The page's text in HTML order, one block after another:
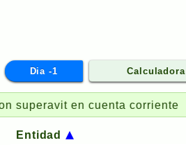
Dia -1 Calculadora
en cuenta corriente
Entidad